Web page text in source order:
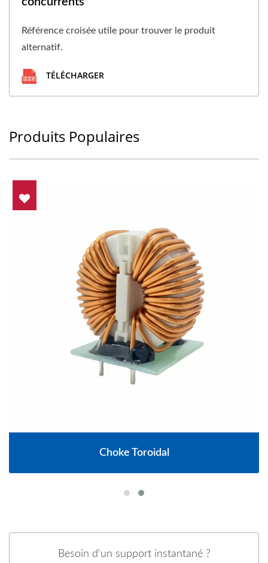
Référence croisée utile pour trouver le produit
alternatif.
TÉLÉCHARGER
Produits Populaires
Choke Toroidal
Besoin d'un support instantané ?